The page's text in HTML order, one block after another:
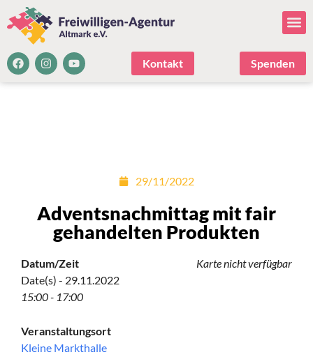
Kontakt Spenden
29/11/2022
Adventsnachmittag mit fair
gehandelten Produkten
Karte nicht verfügbar
Datum/Zeit
Date(s) - 29.11.2022
15:00 - 17:00
Veranstaltungsort
Kleine Markthalle